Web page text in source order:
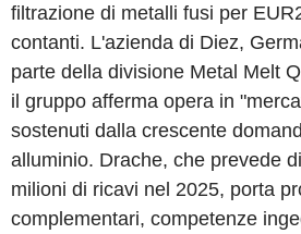
filtrazione di metalli fusi per
contanti. L'azienda di Diez,
parte della divisione Metal Melt
il gruppo afferma opera in
sostenuti dalla crescente
alluminio. Drache, che prevede
milioni di ricavi nel 2025, porta
complementari, competenze